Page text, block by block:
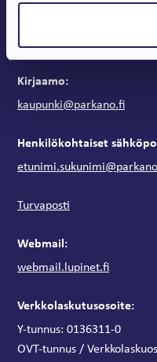
03 443 31
Kirjaamo:
kaupunki@parkano.fi
Henkilökohtaiset
Turvaposti
Webmail:
webmail.lupinet.fi
Verkkolaskutusosoite:
Y-tunnus: 0136311-0
OVT-tunnus /